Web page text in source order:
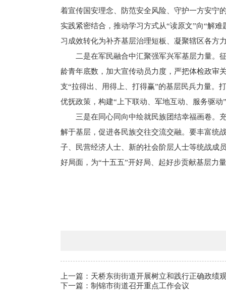
着宣传国安理念、防范安全风险、守护一方安宁
实践紧密结合，推动学习方式从“读原文”向“解
习成效转化为补齐基层治理短板、凝聚辖区各方
二是在军民融合中汇聚强军兴军基层力量。
龄青年底数，加大宣传动员力度，严把体检政审
支“拉得出、用得上、打得赢”的基层民兵力量。
优抚政策，构建“上下联动、军地互动、服务驱
三是在同心同向中绘就民族团结幸福画卷。
解于基层，促进各民族交往交流交融。要丰富统
子、民营经济人士、新的社会阶层人士等统战成
好局面，为“十五五”开好局、起好步贡献基层力
上一篇： 天桥东街街道开展树立和践行正确政绩
下一篇： 制锦市街道召开重点工作会议